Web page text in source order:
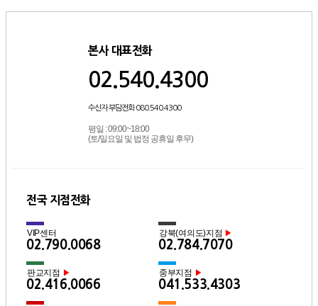
본사 대표전화
02.540.4300
수신자 부담전화 080.540.4300
평일 : 09:00~18:00
(토/일요일 및 법정 공휴일 후무)
전국 지점전화
VIP센터
02.790.0068
강북(여의도)지점 ▶
02.784.7070
판교지점 ▶
02.416.0066
중부지점 ▶
041.533.4303